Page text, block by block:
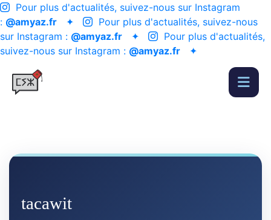
Pour plus d'actualités, suivez-nous sur Instagram
: @amyaz.fr ✦
Pour plus d'actualités, suivez-nous
sur Instagram : @amyaz.fr ✦
Pour plus d'actualités,
suivez-nous sur Instagram : @amyaz.fr ✦
tacawit